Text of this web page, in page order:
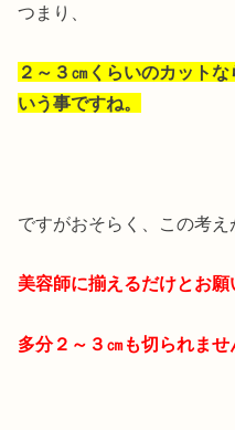
つまり、
２～３㎝くらいのカット
いう事ですね。
ですがおそらく、この考え
美容師に揃えるだけとお願
多分２～３㎝も切られませ